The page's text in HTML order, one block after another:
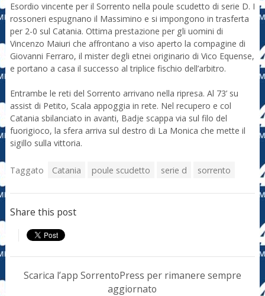
Esordio vincente per il Sorrento nella poule scudetto di serie D. I
rossoneri espugnano il Massimino e si impongono in trasferta
per 2-0 sul Catania. Ottima prestazione per gli uomini di
Vincenzo Maiuri che affrontano a viso aperto la compagine di
Giovanni Ferraro, il mister degli etnei originario di Vico Equense,
e portano a casa il successo al triplice fischio dell’arbitro.
Entrambe le reti del Sorrento arrivano nella ripresa. Al 73’ su
assist di Petito, Scala appoggia in rete. Nel recupero e col
Catania sbilanciato in avanti, Badje scappa via sul filo del
fuorigioco, la sfera arriva sul destro di La Monica che mette il
sigillo sulla vittoria.
Taggato Catania poule scudetto serie d sorrento
Share this post
Scarica l’app SorrentoPress per rimanere sempre
aggiornato